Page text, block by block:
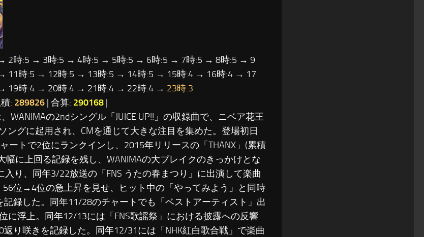
2時:5 → 3時:5 → 4時:5 → 5時:5 → 6時:5 → 7時:5 → 8時:5 → 9
11時:5 → 12時:5 → 13時:5 → 14時:5 → 15時:4 → 16時:4 → 17
19時:4 → 20時:4 → 21時:4 → 22時:4 → 23時:3
: 289826 | 合算: 290168 |
WANIMAの2ndシングル「JUICE UP!!」の収録曲で、ニベア花王
ソングに起用され、CMを通じて大きな注目を集めた。登場初日
ートで2位にランクインし、2015年リリースの「THANX」(累積
幅に上回る記録を残し、WANIMAの大ブレイクのきっかけとな
入り、同年3/22放送の「FNS うたの春まつり」に出演して楽曲
56位→4位の急上昇を見せ、ヒット中の「やってみよう」と同時
記録した。同年11/28のチャートでも「ベストアーティスト」出
に浮上。同年12/13には「FNS歌謡祭」における披露への反響
返り咲きを記録した。同年12/31には「NHK紅白歌合戦」で楽曲